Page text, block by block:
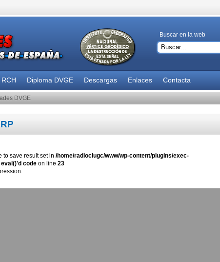
Buscar en la web
Diploma DVGE Descargas Enlaces Contacta
DVGE
to save result set in /home/radioclugc/www/wp-content/plugins/exec-
codeon line 23